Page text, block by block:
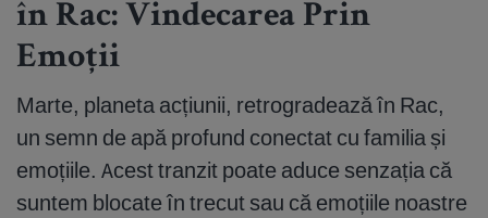
în Rac: Vindecarea Prin
Emoții
Marte, planeta acțiunii, retrogradează în Rac,
un semn de apă profund conectat cu familia și
emoțiile. Acest tranzit poate aduce senzația că
suntem blocate în trecut sau că emoțiile noastre